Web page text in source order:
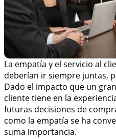
La empatía y el servicio al
deberían ir siempre juntas,
Dado el impacto que un
cliente tiene en la
futuras decisiones de
como la empatía se ha
suma importancia.